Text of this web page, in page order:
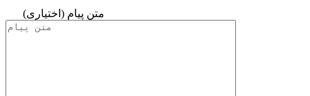
متن پیام (اختیاری)